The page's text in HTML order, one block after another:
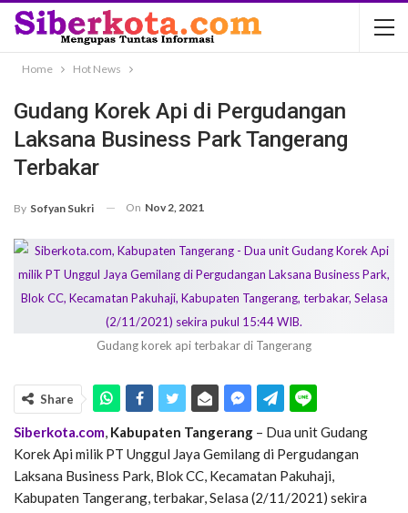
Home Hot News
Gudang Korek Api di Pergudangan
Laksana Business Park Tangerang
Terbakar
By Sofyan Sukri On Nov 2, 2021
Gudang korek api terbakar di Tangerang
Share
Siberkota.com, Kabupaten Tangerang – Dua unit Gudang
Korek Api milik PT Unggul Jaya Gemilang di Pergudangan
Laksana Business Park, Blok CC, Kecamatan Pakuhaji,
Kabupaten Tangerang, terbakar, Selasa (2/11/2021) sekira